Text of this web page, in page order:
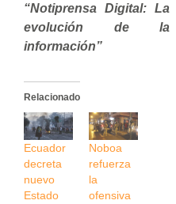
“Notiprensa Digital: La
evolución de la
información”
Relacionado
Ecuador
decreta
nuevo
Estado
Noboa
refuerza
la
ofensiva